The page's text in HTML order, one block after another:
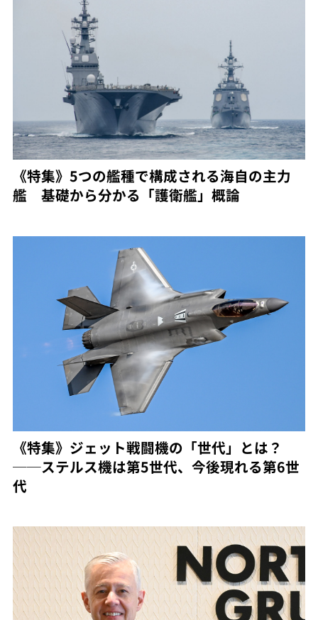
《特集》5つの艦種で構成される海自の主力
艦 基礎から分かる「護衛艦」概論
《特集》ジェット戦闘機の「世代」とは？
──ステルス機は第5世代、今後現れる第6世
代